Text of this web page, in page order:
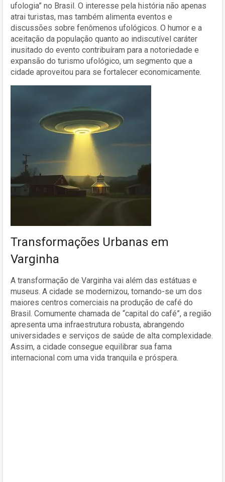
ufologia” no Brasil. O interesse pela história não apenas
atrai turistas, mas também alimenta eventos e
discussões sobre fenômenos ufológicos. O humor e a
aceitação da população quanto ao indiscutível caráter
inusitado do evento contribuíram para a notoriedade e
expansão do turismo ufológico, um segmento que a
cidade aproveitou para se fortalecer economicamente.
Transformações Urbanas em
Varginha
A transformação de Varginha vai além das estátuas e
museus. A cidade se modernizou, tornando-se um dos
maiores centros comerciais na produção de café do
Brasil. Comumente chamada de “capital do café”, a região
apresenta uma infraestrutura robusta, abrangendo
universidades e serviços de saúde de alta complexidade.
Assim, a cidade consegue equilibrar sua fama
internacional com uma vida tranquila e próspera.